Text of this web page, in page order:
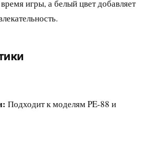
игры, а белый цвет добавляет
Подходит к моделям PE-88 и